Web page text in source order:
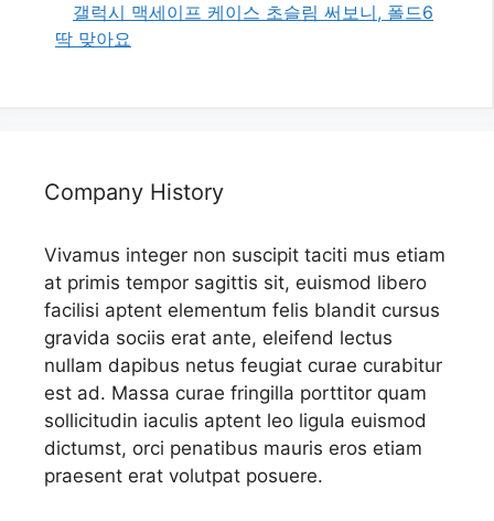
갤럭시 맥세이프 케이스 초슬림 써보니, 폴드6
딱 맞아요
Company History
Vivamus integer non suscipit taciti mus etiam
at primis tempor sagittis sit, euismod libero
facilisi aptent elementum felis blandit cursus
gravida sociis erat ante, eleifend lectus
nullam dapibus netus feugiat curae curabitur
est ad. Massa curae fringilla porttitor quam
sollicitudin iaculis aptent leo ligula euismod
dictumst, orci penatibus mauris eros etiam
praesent erat volutpat posuere.